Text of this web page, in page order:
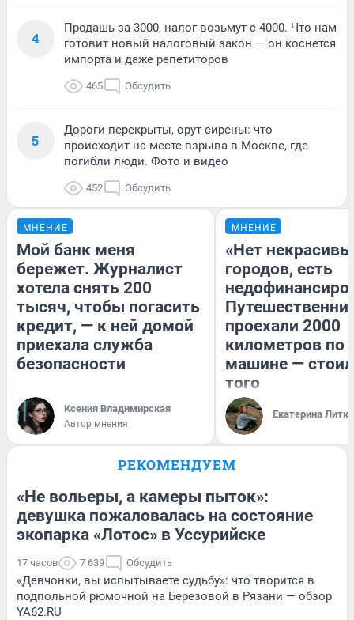
4
Продашь за 3000, налог возьмут с 4000. Что нам
готовит новый налоговый закон — он коснется
импорта и даже репетиторов
465 Обсудить
5
Дороги перекрыты, орут сирены: что
происходит на месте взрыва в Москве, где
погибли люди. Фото и видео
452 Обсудить
МНЕНИЕ
Мой банк меня
бережет. Журналист
хотела снять 200
тысяч, чтобы погасить
кредит, — к ней домой
приехала служба
безопасности
Ксения Владимирская
Автор мнения
МНЕНИЕ
«Нет
городов, есть
проехали 2000
километров по
машине —
того
Екатерина
РЕКОМЕНДУЕМ
«Не вольеры, а камеры пыток»:
девушка пожаловалась на состояние
экопарка «Лотос» в Уссурийске
17 часов 7 639 Обсудить
«Девчонки, вы испытываете судьбу»: что творится в
подпольной рюмочной на Березовой в Рязани — обзор
YA62.RU